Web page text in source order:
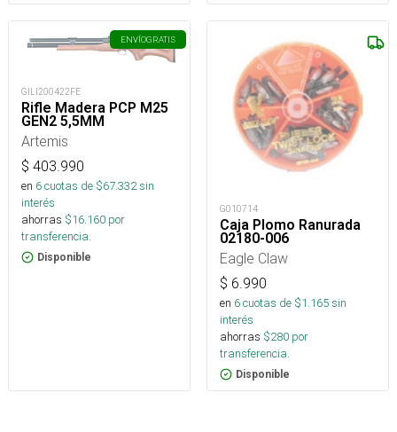
ENVÍOGRATIS
GILI200422FE
Rifle Madera PCP M25
GEN2 5,5MM
Artemis
$ 403.990
en 6cuotas de $67.332sin
interés
ahorras $16.160 por
transferencia.
Disponible
G010714
Caja Plomo Ranurada
02180-006
Eagle Claw
$ 6.990
en 6cuotas de $1.165sin
interés
ahorras $280 por
transferencia.
Disponible